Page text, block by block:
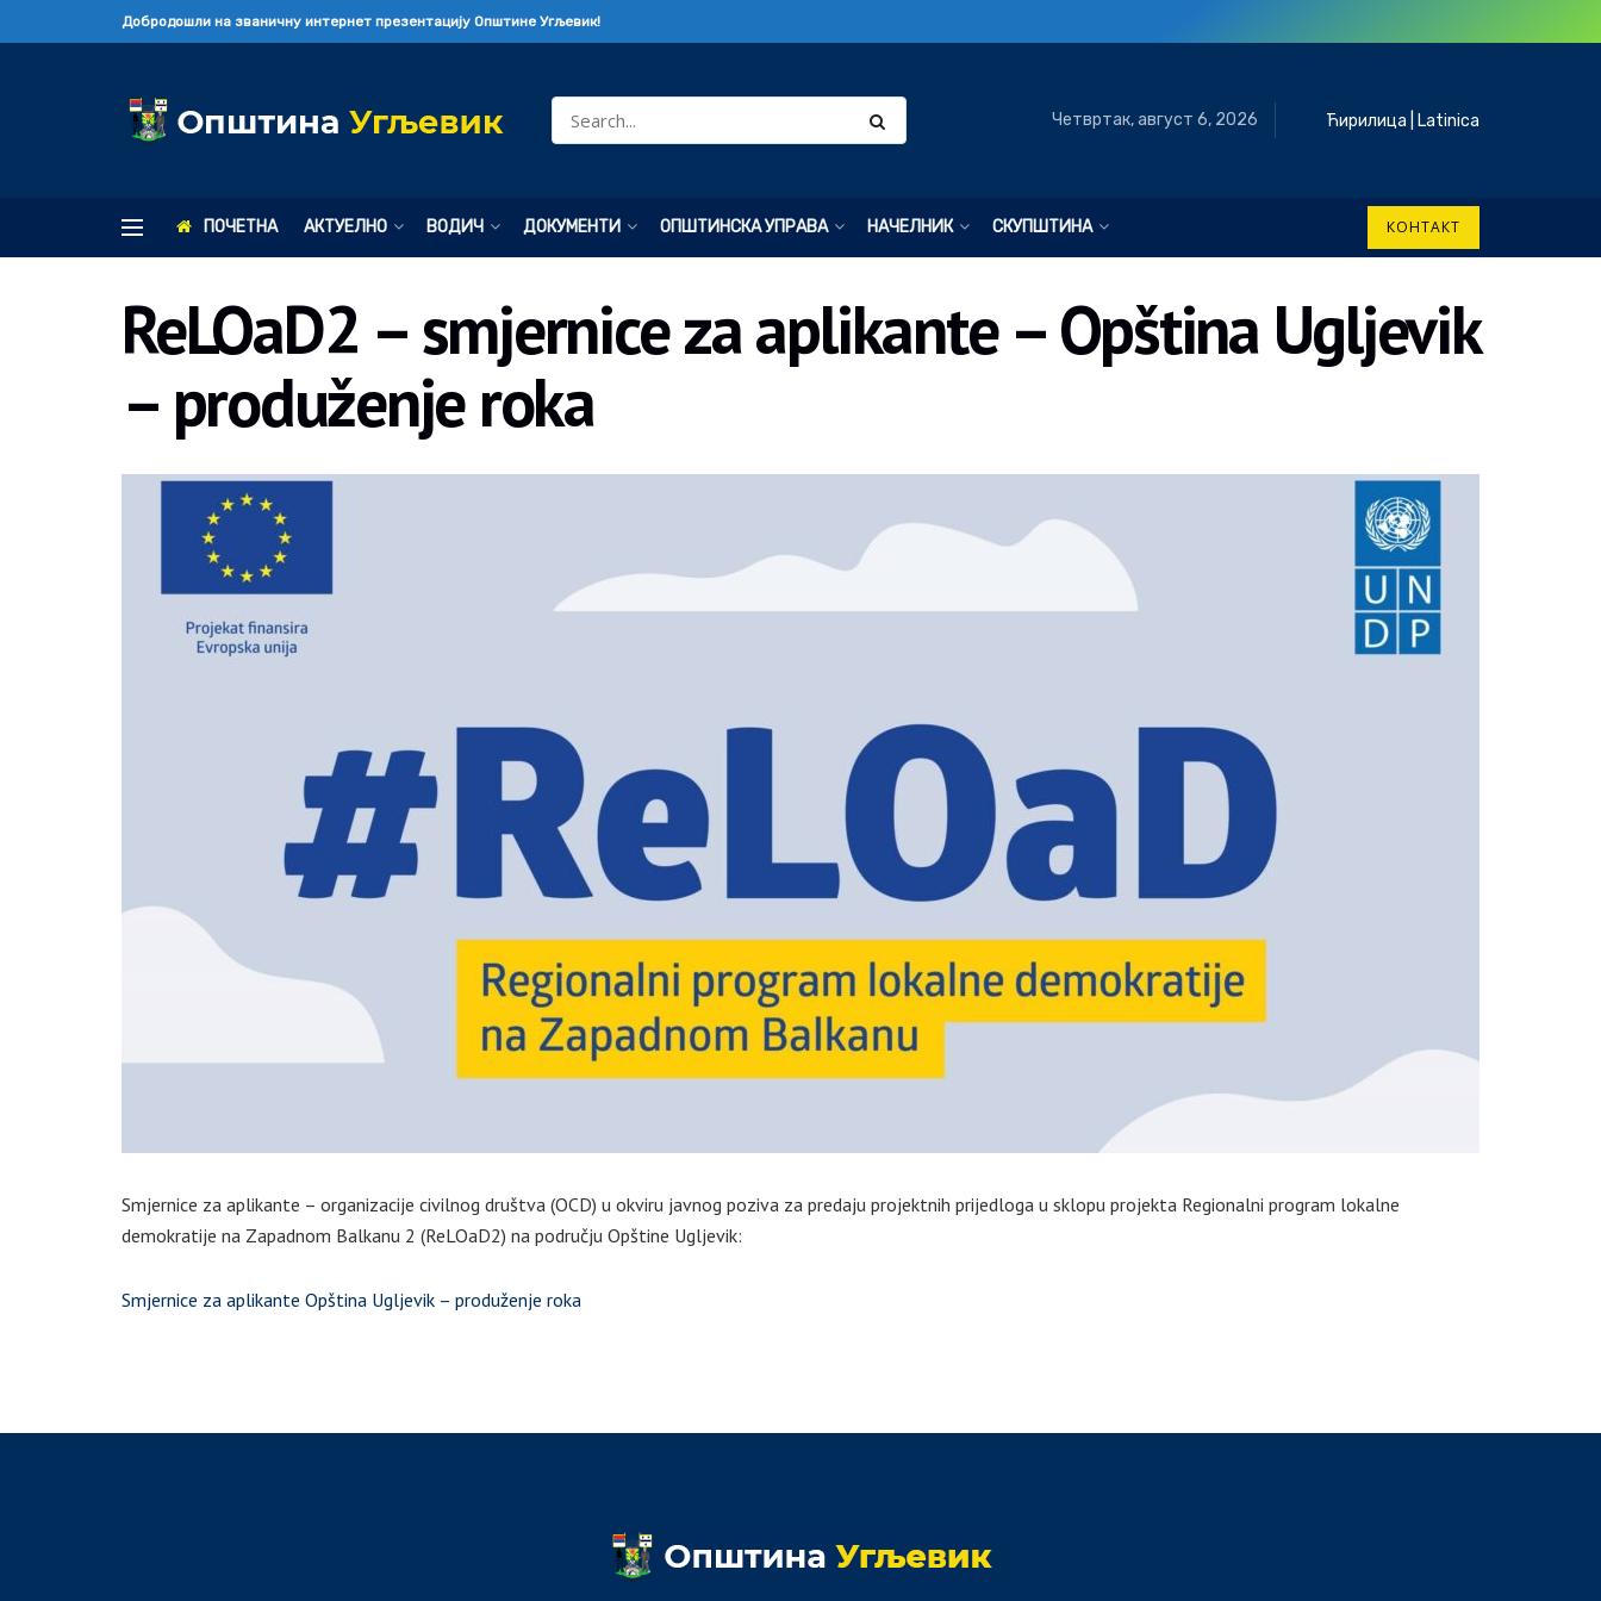
Добродошли на званичну интернет презентацију Општине Угљевик!
Четвртак, август 6, 2026 Ћирилица Latinica
ПОЧЕТНА АКТУЕЛНО ВОДИЧ ДОКУМЕНТИ ОПШТИНСКА УПРАВА НАЧЕЛНИК СКУПШТИНА КОНТАКТ
ReLOaD2 – smjernice za aplikante – Opština Ugljevik
– produženje roka
Smjernice za aplikante – organizacije civilnog društva (OCD) u okviru javnog poziva za predaju projektnih prijedloga u sklopu projekta Regionalni program lokalne
demokratije na Zapadnom Balkanu 2 (ReLOaD2) na području Opštine Ugljevik:
Smjernice za aplikante Opština Ugljevik – produženje roka